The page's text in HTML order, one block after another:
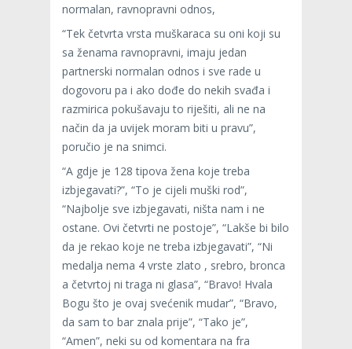
normalan, ravnopravni odnos,
“Tek četvrta vrsta muškaraca su oni koji su
sa ženama ravnopravni, imaju jedan
partnerski normalan odnos i sve rade u
dogovoru pa i ako dođe do nekih svađa i
razmirica pokušavaju to riješiti, ali ne na
način da ja uvijek moram biti u pravu”,
poručio je na snimci.
“A gdje je 128 tipova žena koje treba
izbjegavati?”, “To je cijeli muški rod”,
“Najbolje sve izbjegavati, ništa nam i ne
ostane. Ovi četvrti ne postoje”, “Lakše bi bilo
da je rekao koje ne treba izbjegavati”, “Ni
medalja nema 4 vrste zlato , srebro, bronca
a četvrtoj ni traga ni glasa”, “Bravo! Hvala
Bogu što je ovaj svećenik mudar”, “Bravo,
da sam to bar znala prije”, “Tako je”,
“Amen”, neki su od komentara na fra